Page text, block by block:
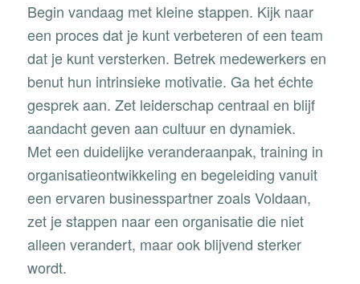
Begin vandaag met kleine stappen. Kijk naar
een proces dat je kunt verbeteren of een team
dat je kunt versterken. Betrek medewerkers en
benut hun intrinsieke motivatie. Ga het échte
gesprek aan. Zet leiderschap centraal en blijf
aandacht geven aan cultuur en dynamiek.
Met een duidelijke veranderaanpak, training in
organisatieontwikkeling en begeleiding vanuit
een ervaren businesspartner zoals Voldaan,
zet je stappen naar een organisatie die niet
alleen verandert, maar ook blijvend sterker
wordt.